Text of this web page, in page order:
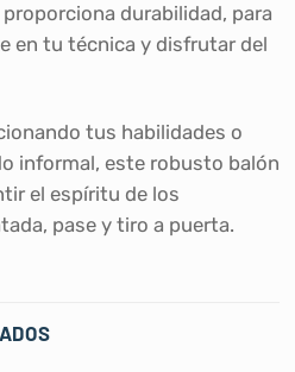
durabilidad, para
en tu técnica y disfrutar del
tus habilidades o
informal, este robusto balón
el espíritu de los
pase y tiro a puerta.